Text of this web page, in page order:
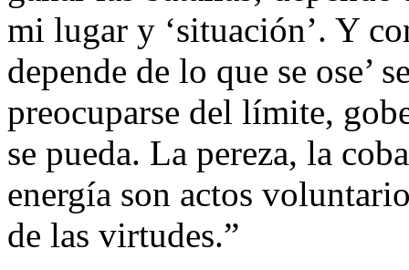
mi lugar y ‘situación’. Y
depende de lo que se ose’
preocuparse del límite,
se pueda. La pereza, la
energía son actos
de las virtudes.”